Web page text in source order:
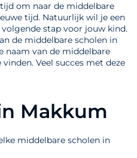
om naar de middelbare
tijd. Natuurlijk wil je een
stap voor jouw kind.
de middelbare scholen in
naam van de middelbare
Veel succes met deze
Makkum
middelbare scholen in